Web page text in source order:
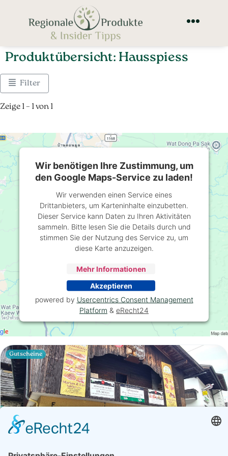
Produktübersicht: Hausspiess
Filter
Zeige 1 – 1 von 1
Gutscheine
Wir benötigen Ihre Zustimmung, um
den Google Maps-Service zu laden!
Wir verwenden einen Service eines
Drittanbieters, um Karteninhalte einzubetten.
Dieser Service kann Daten zu Ihren Aktivitäten
sammeln. Bitte lesen Sie die Details durch und
stimmen Sie der Nutzung des Service zu, um
diese Karte anzuzeigen.
Mehr Informationen
Akzeptieren
powered by Usercentrics Consent Management
Platform & eRecht24